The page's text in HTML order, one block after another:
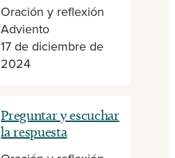
Oración y reflexión
Adviento
17 de diciembre de
2024
Preguntar y escuchar
la respuesta